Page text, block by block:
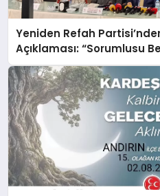
Yeniden Refah
Açıklaması: “Sorumlusu